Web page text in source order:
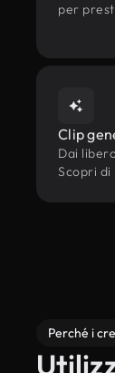
per
Clip
Dai
Scopri di
Perché i